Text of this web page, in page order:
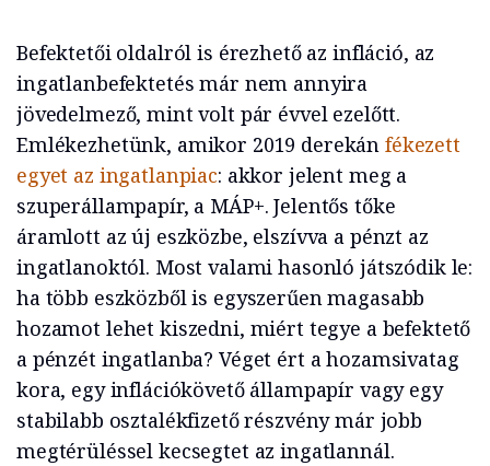
Befektetői oldalról is érezhető az infláció, az
ingatlanbefektetés már nem annyira
jövedelmező, mint volt pár évvel ezelőtt.
Emlékezhetünk, amikor 2019 derekán fékezett
egyet az ingatlanpiac: akkor jelent meg a
szuperállampapír, a MÁP+. Jelentős tőke
áramlott az új eszközbe, elszívva a pénzt az
ingatlanoktól. Most valami hasonló játszódik le:
ha több eszközből is egyszerűen magasabb
hozamot lehet kiszedni, miért tegye a befektető
a pénzét ingatlanba? Véget ért a hozamsivatag
kora, egy inflációkövető állampapír vagy egy
stabilabb osztalékfizető részvény már jobb
megtérüléssel kecsegtet az ingatlannál.